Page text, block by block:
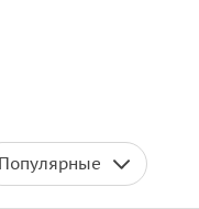
Популярные